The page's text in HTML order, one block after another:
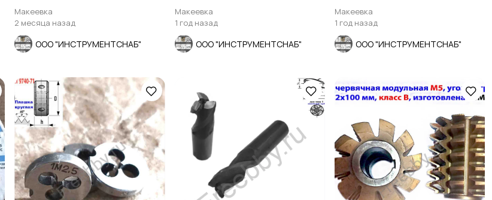
сделано в СССР
Макеевка
2 месяца назад
ООО "ИНСТРУМЕНТСНАБ"
на КМ5.
Макеевка
1 год назад
ООО "ИНСТРУМЕНТСНАБ"
ударопрочный корпус, ч
Макеевка
1 год назад
ООО "ИНСТРУМЕНТСНАБ"